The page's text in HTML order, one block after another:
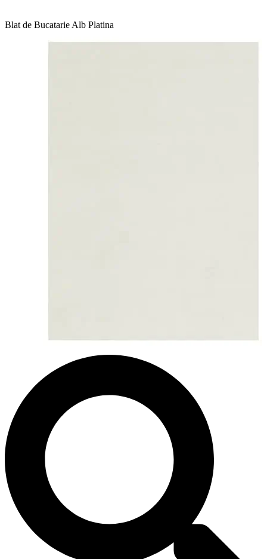
Blat de Bucatarie Alb Platina